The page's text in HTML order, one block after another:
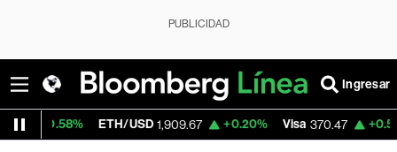
PUBLICIDAD
Ingresar
ETH/USD 1,909.67 +0.20% Visa 370.47 +0.52%